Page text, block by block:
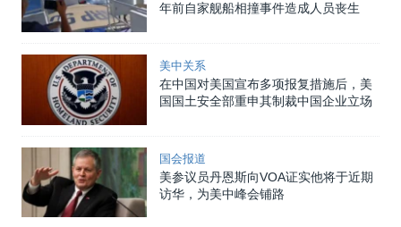
年前自家舰船相撞事件造成人员丧生
美中关系
在中国对美国宣布多项报复措施后，美
国国土安全部重申其制裁中国企业立场
国会报道
美参议员丹恩斯向VOA证实他将于近期
访华，为美中峰会铺路